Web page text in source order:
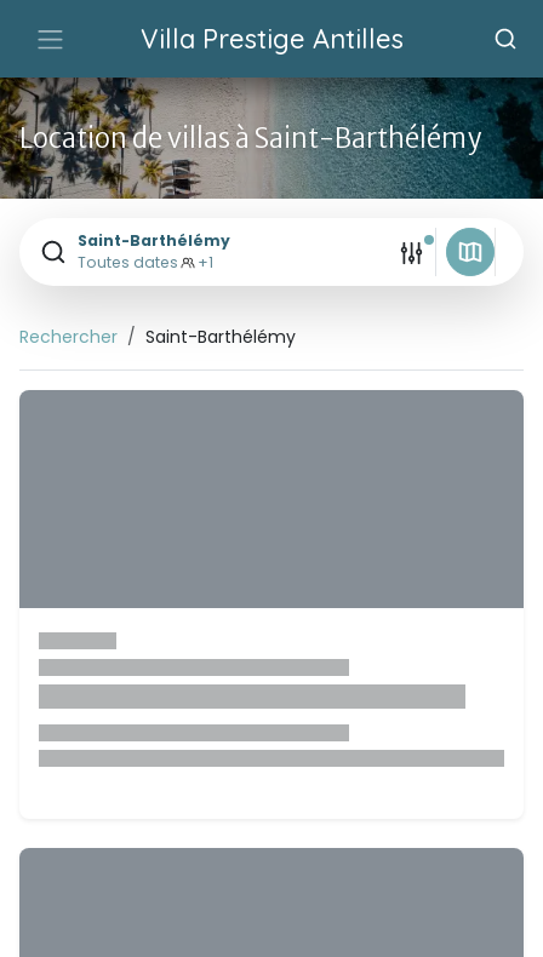
Villa Prestige Antilles
Location de villas à Saint-Barthélémy
Saint-Barthélémy
Toutes dates
+1
Rechercher Saint-Barthélémy